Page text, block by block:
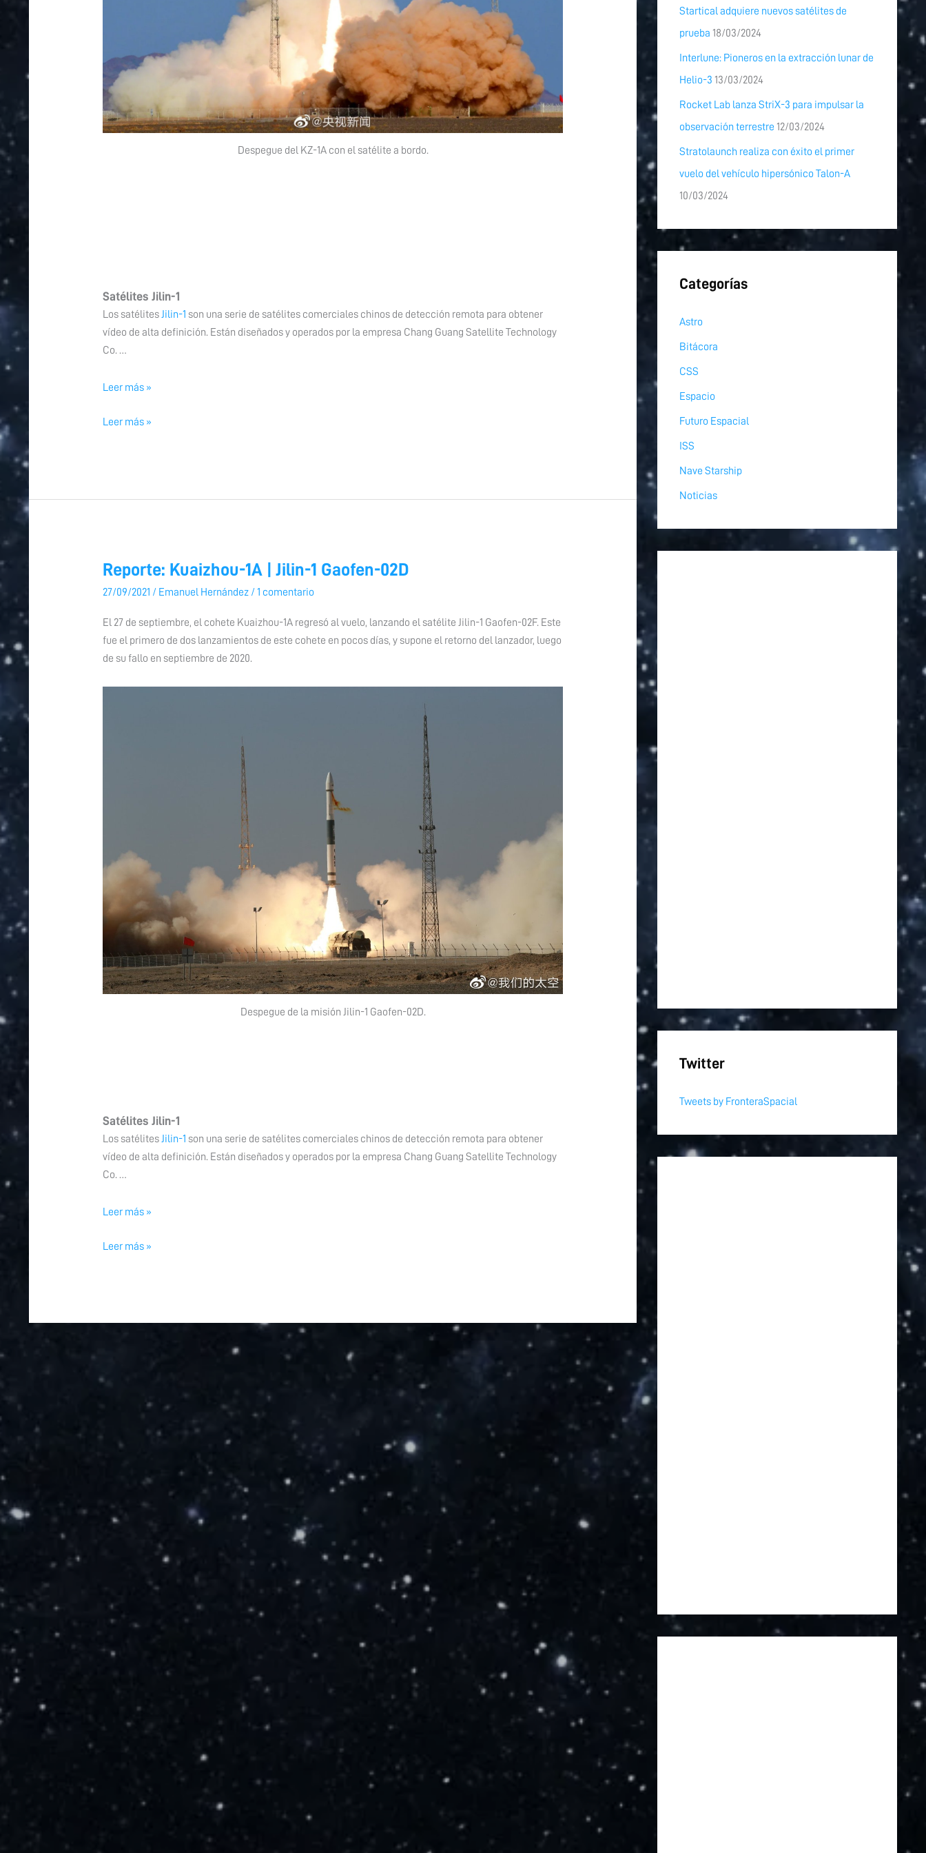
Despegue del KZ-1A con el satélite a bordo.
Satélites Jilin-1
Los satélitesJilin-1 son una serie de satélites comerciales chinos de detección remota para obtener
vídeo de alta definición. Están diseñados y operados por la empresa Chang Guang Satellite Technology
Co. …
Leer más »
Leer más »
Reporte: Kuaizhou-1A | Jilin-1 Gaofen-02D
27/09/2021 / Emanuel Hernández /1 comentario
El 27 de septiembre, el cohete Kuaizhou-1A regresó al vuelo, lanzando el satélite Jilin-1 Gaofen-02F. Este
fue el primero de dos lanzamientos de este cohete en pocos días, y supone el retorno del lanzador, luego
de su fallo en septiembre de 2020.
Despegue de la misión Jilin-1 Gaofen-02D.
Satélites Jilin-1
Los satélites Jilin-1 son una serie de satélites comerciales chinos de detección remota para obtener
vídeo de alta definición. Están diseñados y operados por la empresa Chang Guang Satellite Technology
Co. …
Reporte:
|
Jilin-
1
Leer más »
Reporte:
|
Jilin-
1
Leer más »
Startical adquiere nuevos satélites de
prueba 18/03/2024
Interlune: Pioneros en la extracción lunar de
Helio-3 13/03/2024
Rocket Lab lanza StriX-3 para impulsar la
observación terrestre 12/03/2024
Stratolaunch realiza con éxito el primer
vuelo del vehículo hipersónico Talon-A
10/03/2024
Categorías
Astro
Bitácora
CSS
Espacio
Futuro Espacial
ISS
Nave Starship
Noticias
Twitter
Tweets by FronteraSpacial